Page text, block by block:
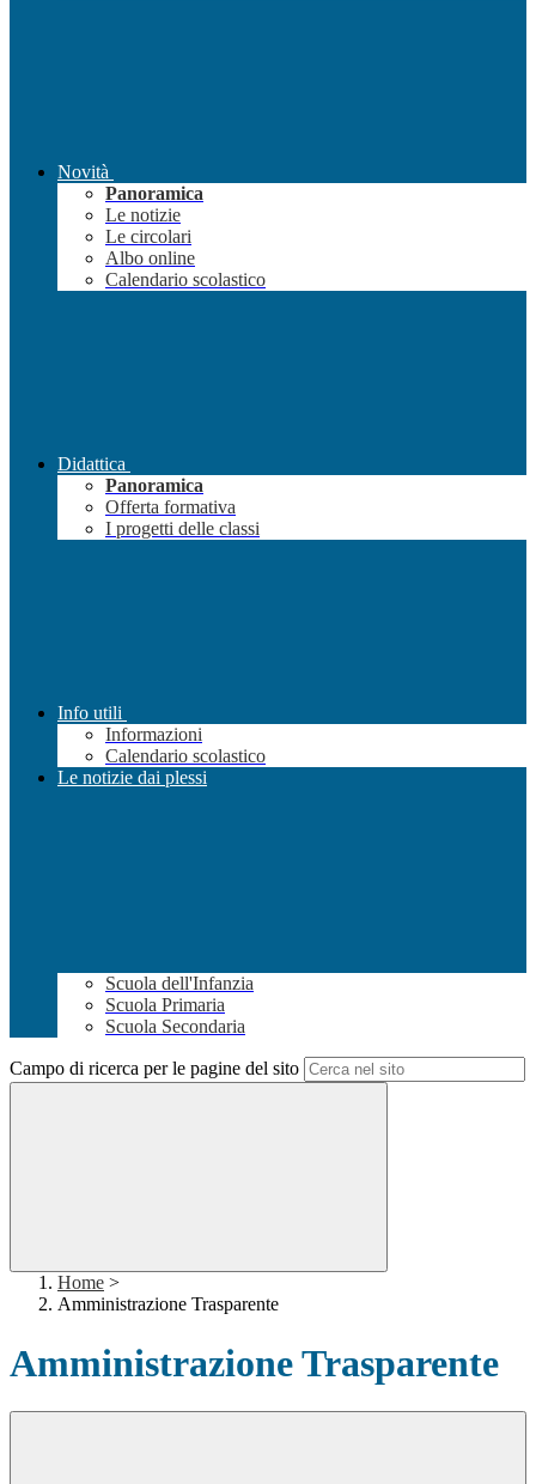
Novità
Panoramica
Le notizie
Le circolari
Albo online
Calendario scolastico
Didattica
Panoramica
Offerta formativa
I progetti delle classi
Info utili
Informazioni
Calendario scolastico
Le notizie dai plessi
Scuola dell'Infanzia
Scuola Primaria
Scuola Secondaria
Campo di ricerca per le pagine del sito
Home >
Amministrazione Trasparente
Amministrazione Trasparente